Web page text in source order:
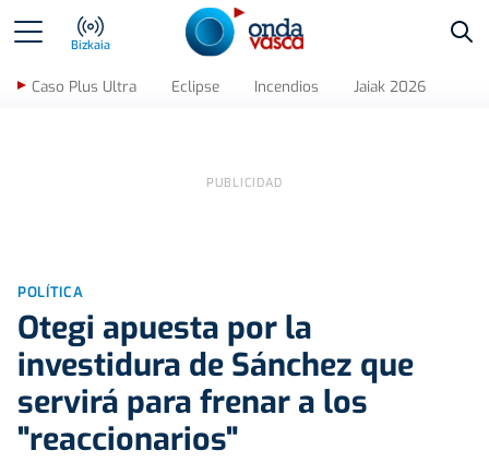
Bizkaia
Caso Plus Ultra Eclipse Incendios Jaiak 2026
POLÍTICA
Otegi apuesta por la
investidura de Sánchez que
servirá para frenar a los
"reaccionarios"